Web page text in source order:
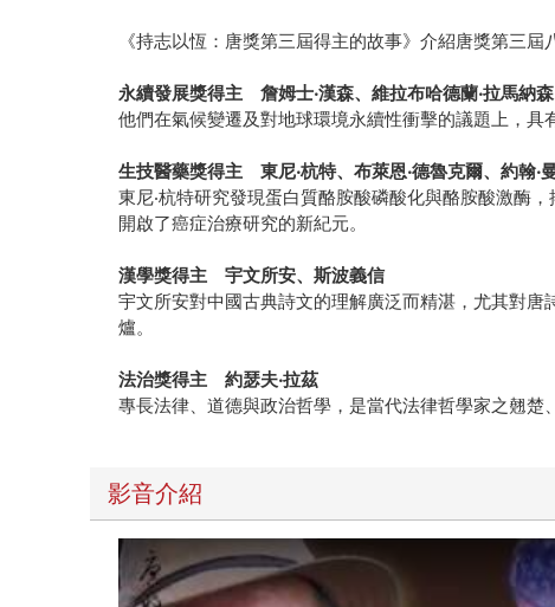
《持志以恆：唐獎第三屆得主的故事》介紹唐獎第三
永續發展獎得主 詹姆士‧漢森、維拉布哈德蘭‧拉馬納森
他們在氣候變遷及對地球環境永續性衝擊的議題上，具
生技醫藥獎得主 東尼‧杭特、布萊恩‧德魯克爾、約翰‧
東尼‧杭特研究發現蛋白質酪胺酸磷酸化與酪胺酸激酶
開啟了癌症治療研究的新紀元。
漢學獎得主 宇文所安、斯波義信
宇文所安對中國古典詩文的理解廣泛而精湛，尤其對
爐。
法治獎得主 約瑟夫‧拉茲
專長法律、道德與政治哲學，是當代法律哲學家之翹楚
影音介紹